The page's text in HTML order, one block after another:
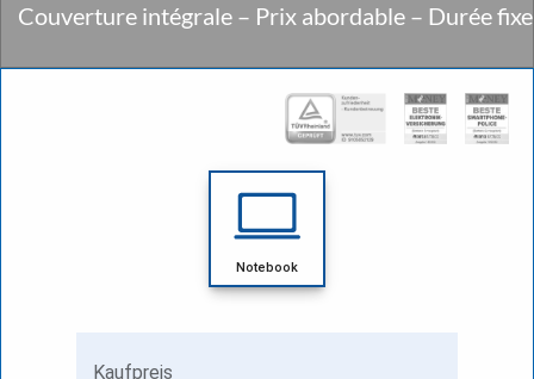
Couverture intégrale – Prix abordable – Durée fixe
Notebook
Kaufpreis